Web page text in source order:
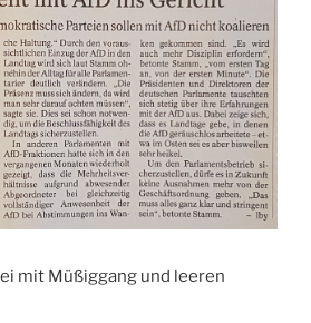
mit Müßiggang und leeren